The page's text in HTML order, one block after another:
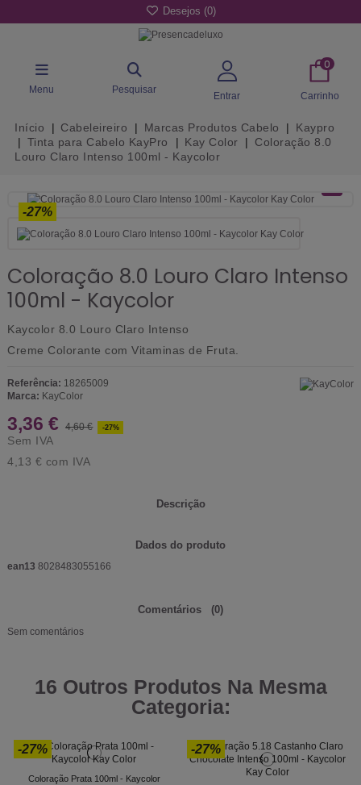
Desejos (0)
Menu Pesquisar
Entrar
0
Carrinho
Início Cabeleireiro Marcas Produtos Cabelo
Kaypro
Tinta para Cabelo KayPro
Kay Color
Coloração 8.0
Louro Claro Intenso 100ml - Kaycolor
-27%
Coloração 8.0 Louro Claro Intenso
100ml - Kaycolor
Kaycolor 8.0 Louro Claro Intenso
Creme Colorante com Vitaminas de Fruta.
Referência: 18265009
Marca: KayColor
3,36 € 4,60 € -27%
Sem IVA
4,13 € com IVA
Descrição
Dados do produto
ean13 8028483055166
Comentários (0)
Sem comentários
16 Outros Produtos Na Mesma
Categoria:
-27%
Coloração Prata 100ml - Kaycolor
-27%